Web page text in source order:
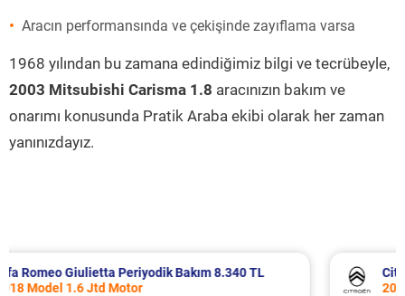
Aracın performansında ve çekişinde zayıflama varsa
1968 yılından bu zamana edindiğimiz bilgi ve tecrübeyle,
2003 Mitsubishi Carisma 1.8 aracınızın bakım ve
onarımı konusunda Pratik Araba ekibi olarak her zaman
yanınızdayız.
8.340 TL
Citroen Berlingo Periyodik Bakım
2023 Model 1.5 BlueHdi Motor